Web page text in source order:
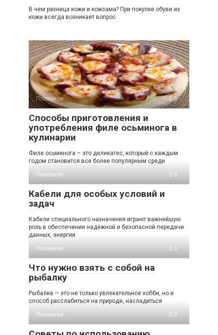
В чем разница кожи и кожзама? При покупке обуви из
кожи всегда возникает вопрос
Полезное 0
Способы приготовления и
употребления филе осьминога в
кулинарии
Филе осьминога – это деликатес, который с каждым
годом становится все более популярным среди
Полезное
0
Кабели для особых условий и
задач
Кабели специального назначения играют важнейшую
роль в обеспечении надежной и безопасной передачи
данных, энергии
Полезное
0
Что нужно взять с собой на
рыбалку
Рыбалка — это не только увлекательное хобби, но и
способ расслабиться на природе, насладиться
Полезное
0